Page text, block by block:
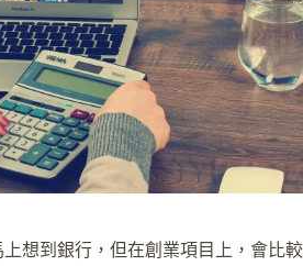
想到銀行，但在創業項目上，會比較